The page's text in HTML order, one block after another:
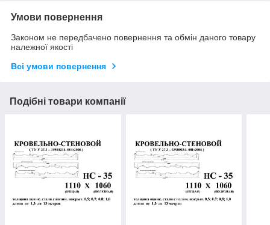
Умови повернення
Законом не передбачено повернення та обмін даного товару
належної якості
Всі умови повернення
Подібні товари компанії